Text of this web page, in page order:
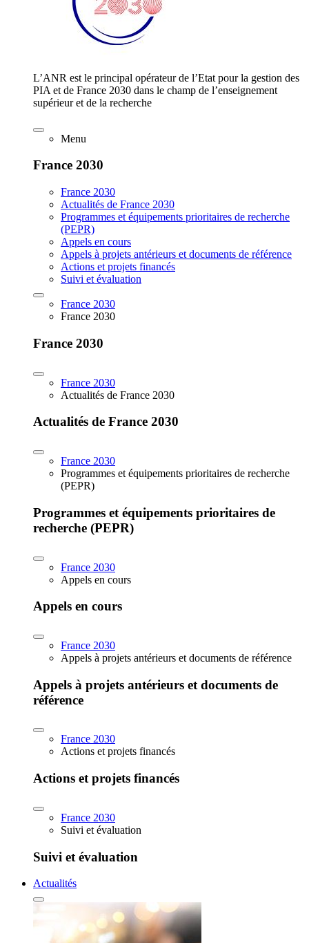
L’ANR est le principal opérateur de l’Etat pour la gestion des
PIA et de France 2030 dans le champ de l’enseignement
supérieur et de la recherche
Menu
France 2030
France 2030
Actualités de France 2030
Programmes et équipements prioritaires de recherche
(PEPR)
Appels en cours
Appels à projets antérieurs et documents de référence
Actions et projets financés
Suivi et évaluation
France 2030
France 2030
France 2030
France 2030
Actualités de France 2030
Actualités de France 2030
France 2030
Programmes et équipements prioritaires de recherche
(PEPR)
Programmes et équipements prioritaires de
recherche (PEPR)
France 2030
Appels en cours
Appels en cours
France 2030
Appels à projets antérieurs et documents de référence
Appels à projets antérieurs et documents de
référence
France 2030
Actions et projets financés
Actions et projets financés
France 2030
Suivi et évaluation
Suivi et évaluation
Actualités